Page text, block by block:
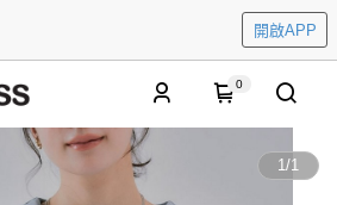
開啟APP
0
1/1